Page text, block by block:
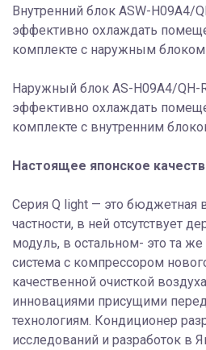
Внутренний блок ASW-H09A4/
эффективно охлаждать
комплекте с наружным блоком
Наружный блок AS-H09A4/QH-
эффективно охлаждать
комплекте с внутренним
Настоящее японское
Серия Q light — это бюджетная
частности, в ней отсутствует
модуль, в остальном- это та
система с компрессором
качественной очисткой
инновациями присущими
технологиям. Кондиционер
исследований и разработок в